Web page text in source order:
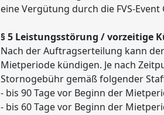
eine Vergütung durch die FVS-Event
§ 5 Leistungsstörung / vorzeitige
Nach der Auftragserteilung kann
Mietperiode kündigen. Je nach
Stornogebühr gemäß folgender
- bis 90 Tage vor Beginn der
- bis 60 Tage vor Beginn der